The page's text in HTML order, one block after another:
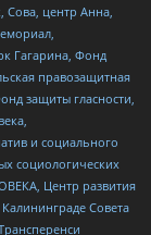
Сова, центр Анна,
Гагарина, Фонд
правозащитная
защиты гласности,
и социального
социологических
Центр развития
Совета